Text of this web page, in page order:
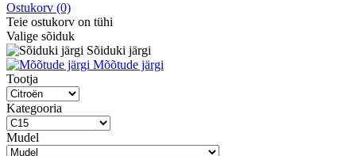
Ostukorv (0)
Teie ostukorv on tühi
Valige sõiduk
Sõiduki järgi
Mõõtude järgi
Tootja
Kategooria
Mudel